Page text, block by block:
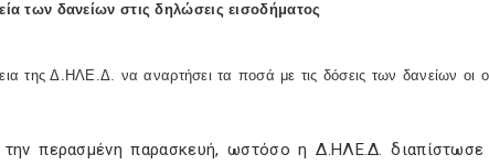
των δανείων στις δηλώσεις εισοδήματος
της Δ.ΗΛΕ.Δ. να αναρτήσει τα ποσά με τις δόσεις των δανείων οι
την περασμένη παρασκευή, ωστόσο η Δ.ΗΛΕ.Δ.